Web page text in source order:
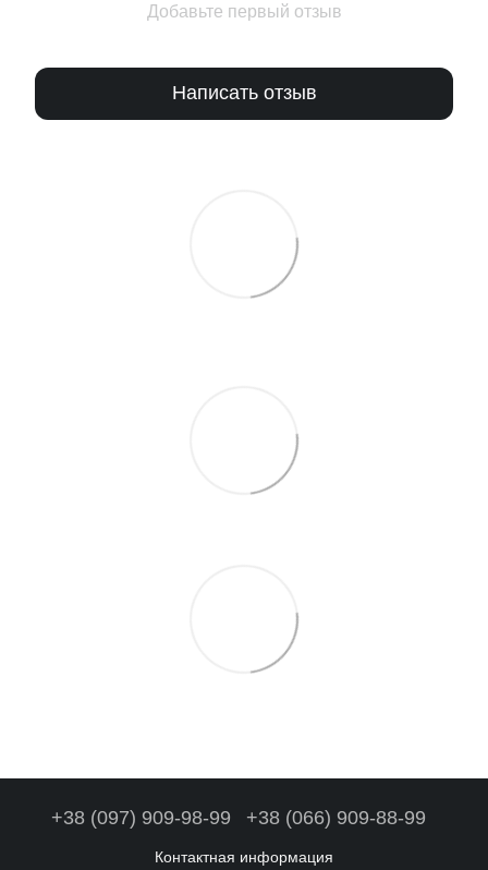
Добавьте первый отзыв
Написать отзыв
+38 (097) 909-98-99 +38 (066) 909-88-99
Контактная информация